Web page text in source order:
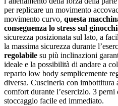
per replicare un movimento
movimento curvo, questa
conseguenza lo stress sul
sicurezza posizionata sul lato, a
la massima sicurezza durante
regolabile su più inclinazioni
ideale e la possibilità di andare a
reparto low body semplicemente
diversa. Cuscineria con imbottitura
comfort durante l’esercizio. 3
stoccaggio facile ed immediato.